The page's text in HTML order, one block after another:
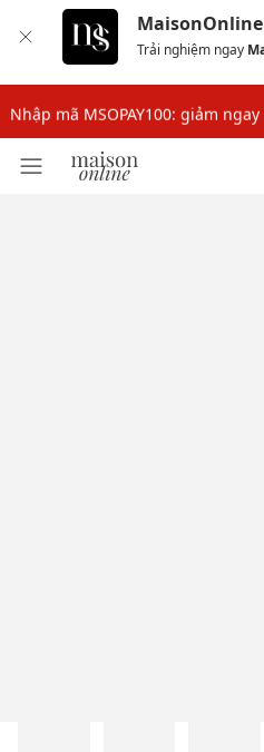
MaisonOnline
Trải nghiệm ngay
Nhập mã: MSOXINCHAO - Giảm
Nhập mã MSOPAY100: giảm
Nhập mã: MSOXINCHAO - Giảm